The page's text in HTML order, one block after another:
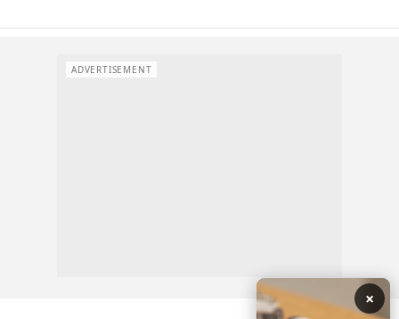
ADVERTISEMENT
×